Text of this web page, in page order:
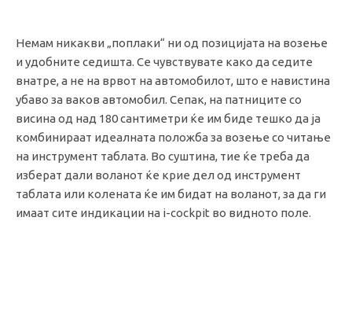
Немам никакви „поплаки“ ни од позицијата на возење
и удобните седишта. Се чувствувате како да седите
внатре, а не на врвот на автомобилот, што е навистина
убаво за ваков автомобил. Сепак, на патниците со
висина од над 180 сантиметри ќе им биде тешко да ја
комбинираат идеалната положба за возење со читање
на инструмент таблата. Во суштина, тие ќе треба да
изберат дали воланот ќе крие дел од инструмент
таблата или колената ќе им бидат на воланот, за да ги
имаат сите индикации на i-cockpit во видното поле.